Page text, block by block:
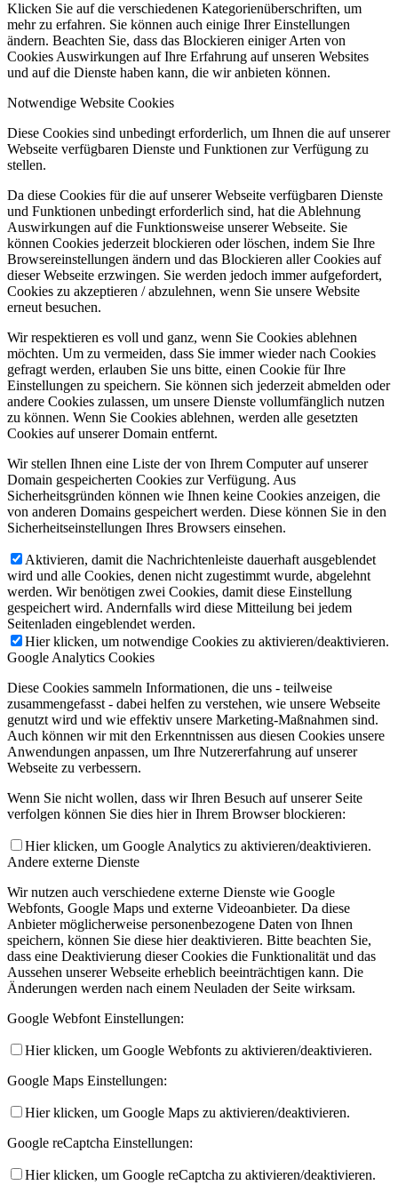
Klicken Sie auf die verschiedenen Kategorienüberschriften, um
mehr zu erfahren. Sie können auch einige Ihrer Einstellungen
ändern. Beachten Sie, dass das Blockieren einiger Arten von
Cookies Auswirkungen auf Ihre Erfahrung auf unseren Websites
und auf die Dienste haben kann, die wir anbieten können.
Notwendige Website Cookies
Diese Cookies sind unbedingt erforderlich, um Ihnen die auf unserer
Webseite verfügbaren Dienste und Funktionen zur Verfügung zu
stellen.
Da diese Cookies für die auf unserer Webseite verfügbaren Dienste
und Funktionen unbedingt erforderlich sind, hat die Ablehnung
Auswirkungen auf die Funktionsweise unserer Webseite. Sie
können Cookies jederzeit blockieren oder löschen, indem Sie Ihre
Browsereinstellungen ändern und das Blockieren aller Cookies auf
dieser Webseite erzwingen. Sie werden jedoch immer aufgefordert,
Cookies zu akzeptieren / abzulehnen, wenn Sie unsere Website
erneut besuchen.
Wir respektieren es voll und ganz, wenn Sie Cookies ablehnen
möchten. Um zu vermeiden, dass Sie immer wieder nach Cookies
gefragt werden, erlauben Sie uns bitte, einen Cookie für Ihre
Einstellungen zu speichern. Sie können sich jederzeit abmelden oder
andere Cookies zulassen, um unsere Dienste vollumfänglich nutzen
zu können. Wenn Sie Cookies ablehnen, werden alle gesetzten
Cookies auf unserer Domain entfernt.
Wir stellen Ihnen eine Liste der von Ihrem Computer auf unserer
Domain gespeicherten Cookies zur Verfügung. Aus
Sicherheitsgründen können wie Ihnen keine Cookies anzeigen, die
von anderen Domains gespeichert werden. Diese können Sie in den
Sicherheitseinstellungen Ihres Browsers einsehen.
Aktivieren, damit die Nachrichtenleiste dauerhaft ausgeblendet
wird und alle Cookies, denen nicht zugestimmt wurde, abgelehnt
werden. Wir benötigen zwei Cookies, damit diese Einstellung
gespeichert wird. Andernfalls wird diese Mitteilung bei jedem
Seitenladen eingeblendet werden.
Hier klicken, um notwendige Cookies zu aktivieren/deaktivieren.
Google Analytics Cookies
Diese Cookies sammeln Informationen, die uns - teilweise
zusammengefasst - dabei helfen zu verstehen, wie unsere Webseite
genutzt wird und wie effektiv unsere Marketing-Maßnahmen sind.
Auch können wir mit den Erkenntnissen aus diesen Cookies unsere
Anwendungen anpassen, um Ihre Nutzererfahrung auf unserer
Webseite zu verbessern.
Wenn Sie nicht wollen, dass wir Ihren Besuch auf unserer Seite
verfolgen können Sie dies hier in Ihrem Browser blockieren:
Hier klicken, um Google Analytics zu aktivieren/deaktivieren.
Andere externe Dienste
Wir nutzen auch verschiedene externe Dienste wie Google
Webfonts, Google Maps und externe Videoanbieter. Da diese
Anbieter möglicherweise personenbezogene Daten von Ihnen
speichern, können Sie diese hier deaktivieren. Bitte beachten Sie,
dass eine Deaktivierung dieser Cookies die Funktionalität und das
Aussehen unserer Webseite erheblich beeinträchtigen kann. Die
Änderungen werden nach einem Neuladen der Seite wirksam.
Google Webfont Einstellungen:
Hier klicken, um Google Webfonts zu aktivieren/deaktivieren.
Google Maps Einstellungen:
Hier klicken, um Google Maps zu aktivieren/deaktivieren.
Google reCaptcha Einstellungen:
Hier klicken, um Google reCaptcha zu aktivieren/deaktivieren.